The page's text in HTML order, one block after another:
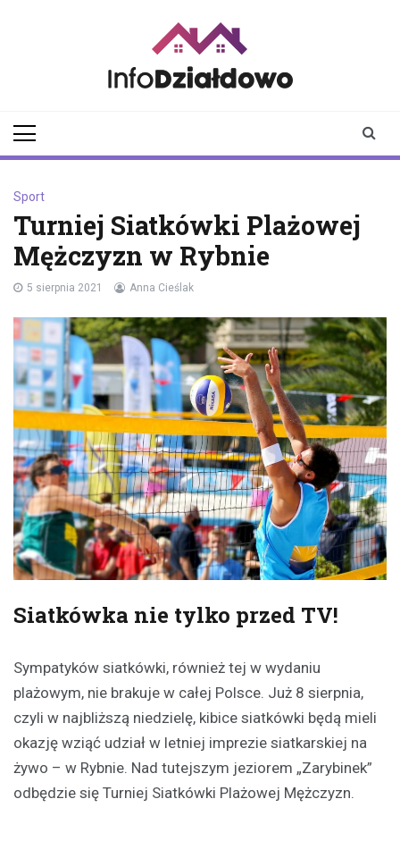
Sport
Turniej Siatkówki Plażowej
Mężczyzn w Rybnie
5 sierpnia 2021 Anna Cieślak
Siatkówka nie tylko przed TV!
Sympatyków siatkówki, również tej w wydaniu
plażowym, nie brakuje w całej Polsce. Już 8 sierpnia,
czyli w najbliższą niedzielę, kibice siatkówki będą mieli
okazję wziąć udział w letniej imprezie siatkarskiej na
żywo – w Rybnie. Nad tutejszym jeziorem „Zarybinek”
odbędzie się Turniej Siatkówki Plażowej Mężczyzn.